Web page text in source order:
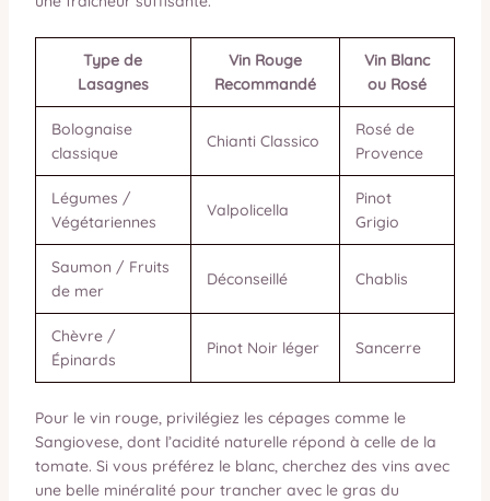
Type de
Lasagnes
Vin Rouge
Recommandé
Vin Blanc
ou Rosé
Bolognaise
classique
Chianti Classico
Rosé de
Provence
Légumes /
Végétariennes
Valpolicella
Pinot
Grigio
Saumon / Fruits
de mer
Déconseillé Chablis
Chèvre /
Épinards
Pinot Noir léger Sancerre
Pour le vin rouge, privilégiez les cépages comme le
Sangiovese, dont l’acidité naturelle répond à celle de la
tomate. Si vous préférez le blanc, cherchez des vins avec
une belle minéralité pour trancher avec le gras du